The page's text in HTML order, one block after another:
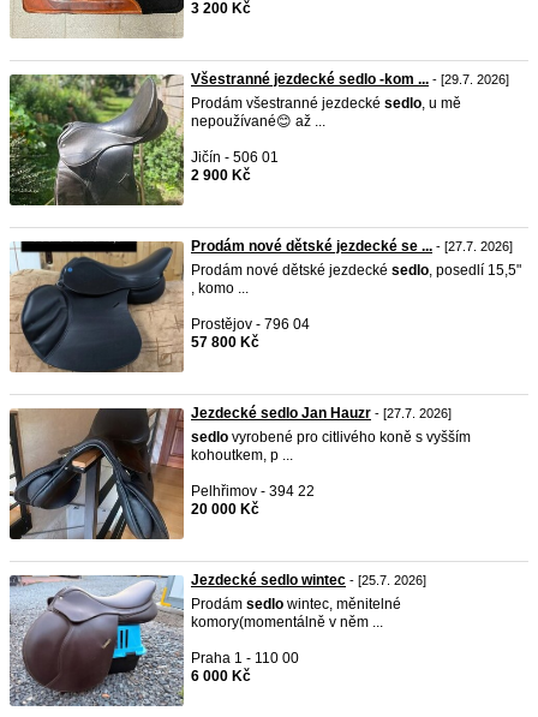
3 200 Kč
Všestranné jezdecké sedlo -kom ... - [29.7. 2026]
Prodám všestranné jezdecké sedlo, u mě
nepoužívané😊 až ...
Jičín - 506 01
2 900 Kč
Prodám nové dětské jezdecké se ... - [27.7. 2026]
Prodám nové dětské jezdecké sedlo, posedlí 15,5"
, komo ...
Prostějov - 796 04
57 800 Kč
Jezdecké sedlo Jan Hauzr - [27.7. 2026]
sedlo vyrobené pro citlivého koně s vyšším
kohoutkem, p ...
Pelhřimov - 394 22
20 000 Kč
Jezdecké sedlo wintec - [25.7. 2026]
Prodám sedlo wintec, měnitelné
komory(momentálně v něm ...
Praha 1 - 110 00
6 000 Kč